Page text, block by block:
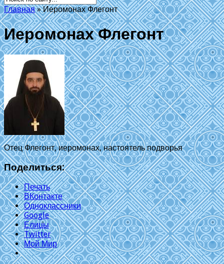
Главная »Иеромонах Флегонт
Иеромонах Флегонт
Отец Флегонт, иеромонах, настоятель подворья
Поделиться:
Печать
ВКонтакте
Одноклассники
Google
Елицы
Twitter
Мой Мир